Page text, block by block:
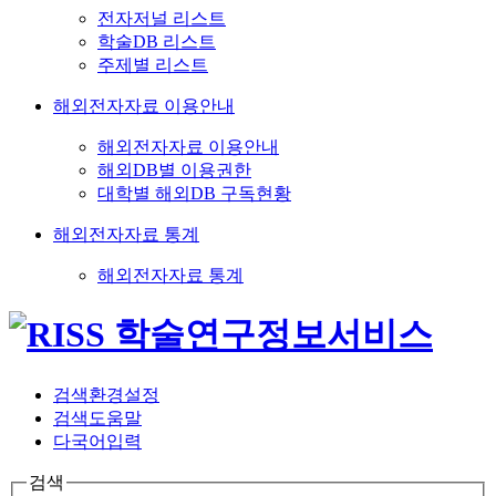
전자저널 리스트
학술DB 리스트
주제별 리스트
해외전자자료 이용안내
해외전자자료 이용안내
해외DB별 이용권한
대학별 해외DB 구독현황
해외전자자료 통계
해외전자자료 통계
검색환경설정
검색도움말
다국어입력
검색